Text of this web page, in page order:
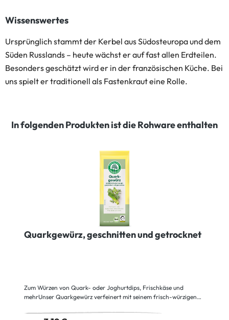
Wissenswertes
Ursprünglich stammt der Kerbel aus Südosteuropa und dem
Süden Russlands – heute wächst er auf fast allen Erdteilen.
Besonders geschätzt wird er in der französischen Küche. Bei
uns spielt er traditionell als Fastenkraut eine Rolle.
In folgenden Produkten ist die Rohware enthalten
Quarkgewürz, geschnitten und getrocknet
Zum Würzen von Quark- oder Joghurtdips, Frischkäse und
mehrUnser Quarkgewürz verfeinert mit seinem frisch-würzigen
eine interessante Note herausschmecken – die steuert der